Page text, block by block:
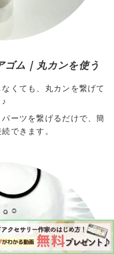
ゴム｜丸カンを使う
くても、丸カンを繋げて
ーツを繋げるだけで、簡
できます。